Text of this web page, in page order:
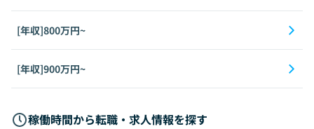
[年収]800万円~
[年収]900万円~
稼働時間から転職・求人情報を探す